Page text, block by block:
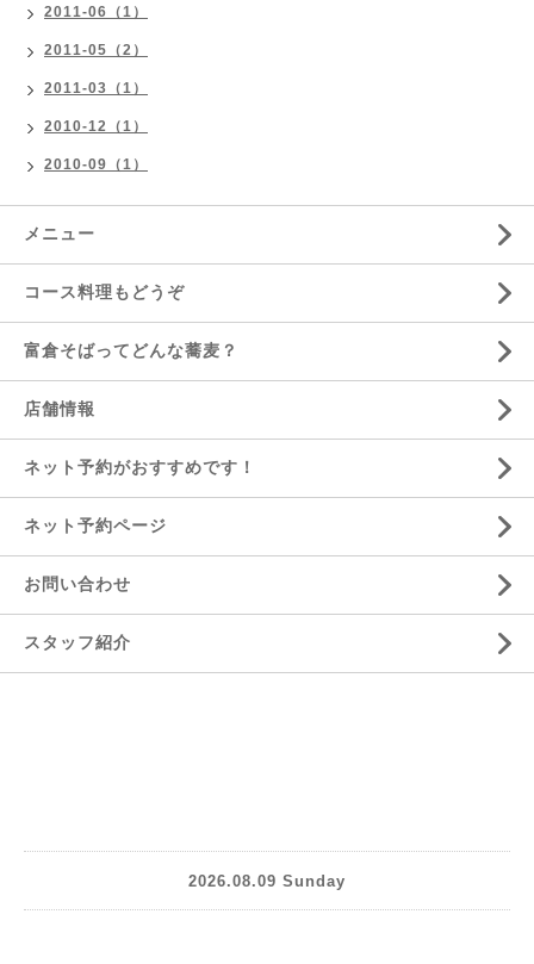
2011-06（1）
2011-05（2）
2011-03（1）
2010-12（1）
2010-09（1）
メニュー
コース料理もどうぞ
富倉そばってどんな蕎麦？
店舗情報
ネット予約がおすすめです！
ネット予約ページ
お問い合わせ
スタッフ紹介
2026.08.09 Sunday